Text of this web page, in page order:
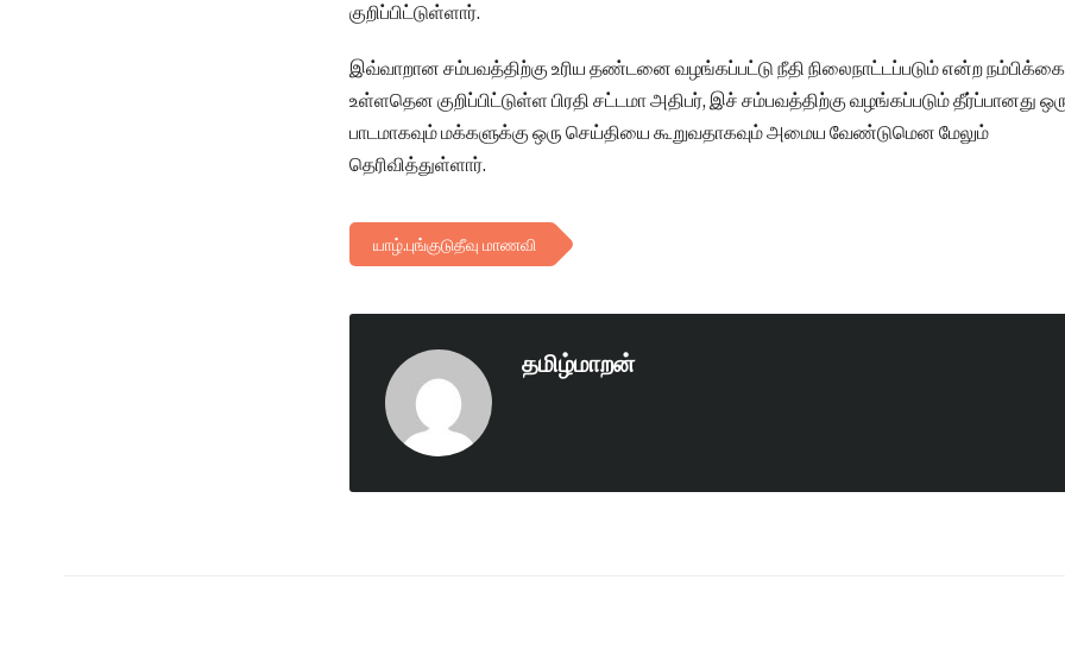
குறிப்பிட்டுள்ளார்.
இவ்வாறான சம்பவத்திற்கு உரிய தண்டனை வழங்கப்பட்டு நீதி நிலைநாட்டப்படும் என்ற நம்பிக்கை
உள்ளதென குறிப்பிட்டுள்ள பிரதி சட்டமா அதிபர், இச் சம்பவத்திற்கு வழங்கப்படும் தீர்ப்பானது
பாடமாகவும் மக்களுக்கு ஒரு செய்தியை கூறுவதாகவும் அமைய வேண்டுமென மேலும்
தெரிவித்துள்ளார்.
யாழ்.புங்குடுதீவு மாணவி
தமிழ்மாறன்